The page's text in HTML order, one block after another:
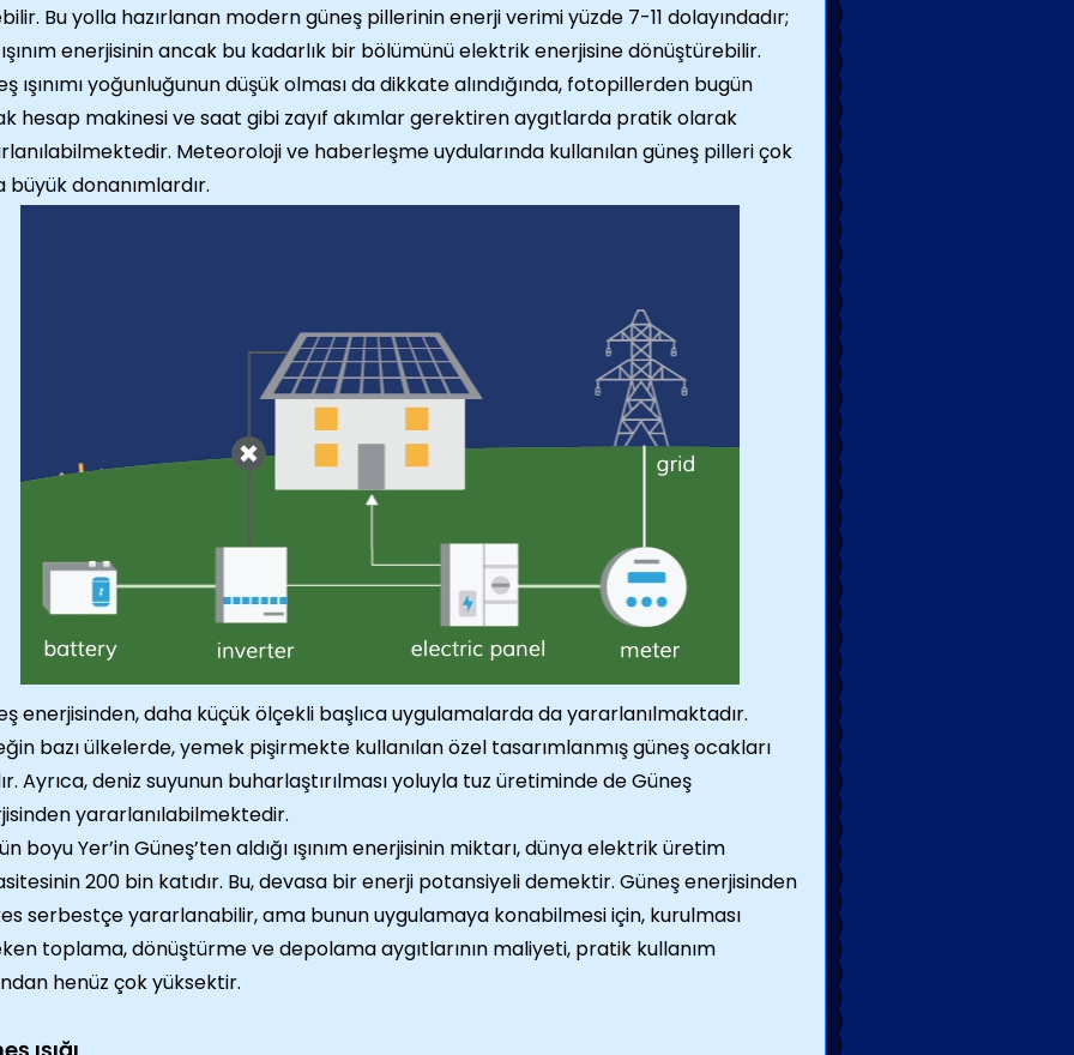
Bu yolla hazırlanan modern güneş pillerinin enerji verimi yüzde 7-11 dolayındadır;
enerjisinin ancak bu kadarlık bir bölümünü elektrik enerjisine dönüştürebilir.
ışınımı yoğunluğunun düşük olması da dikkate alındığında, fotopillerden bugün
hesap makinesi ve saat gibi zayıf akımlar gerektiren aygıtlarda pratik olarak
Meteoroloji ve haberleşme uydularında kullanılan güneş pilleri çok
büyük donanımlardır.
enerjisinden, daha küçük ölçekli başlıca uygulamalarda da yararlanılmaktadır.
bazı ülkelerde, yemek pişirmekte kullanılan özel tasarımlanmış güneş ocakları
Ayrıca, deniz suyunun buharlaştırılması yoluyla tuz üretiminde de Güneş
yararlanılabilmektedir.
boyu Yer’in Güneş’ten aldığı ışınım enerjisinin miktarı, dünya elektrik üretim
200 bin katıdır. Bu, devasa bir enerji potansiyeli demektir. Güneş enerjisinden
serbestçe yararlanabilir, ama bunun uygulamaya konabilmesi için, kurulması
toplama, dönüştürme ve depolama aygıtlarının maliyeti, pratik kullanım
henüz çok yüksektir.